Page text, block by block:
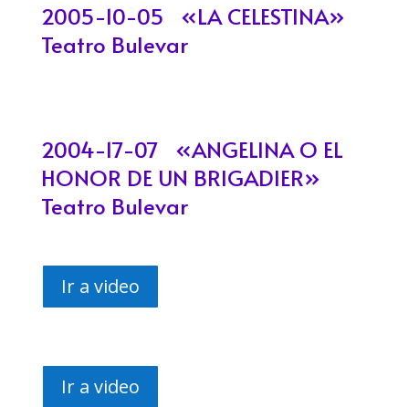
2005-10-05 «LA CELESTINA»
Teatro Bulevar
2004-17-07 «ANGELINA O EL
HONOR DE UN BRIGADIER»
Teatro Bulevar
Ir a video
Ir a video